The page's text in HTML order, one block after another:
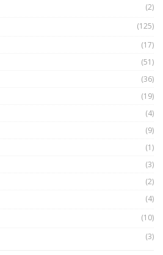
qua các cuộc chiến | Phổ cập
(2)
(125)
(17)
(51)
(36)
(19)
(4)
(9)
(1)
(3)
(2)
(4)
(10)
(3)